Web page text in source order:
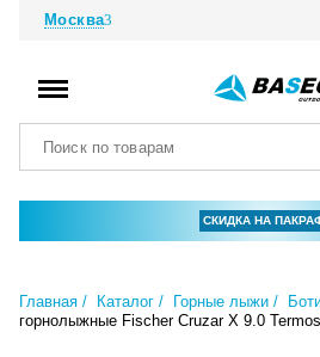
Москва
СКИДКА НА
Главная Каталог Горные лыжи
горнолыжные Fischer Cruzar X 9.0